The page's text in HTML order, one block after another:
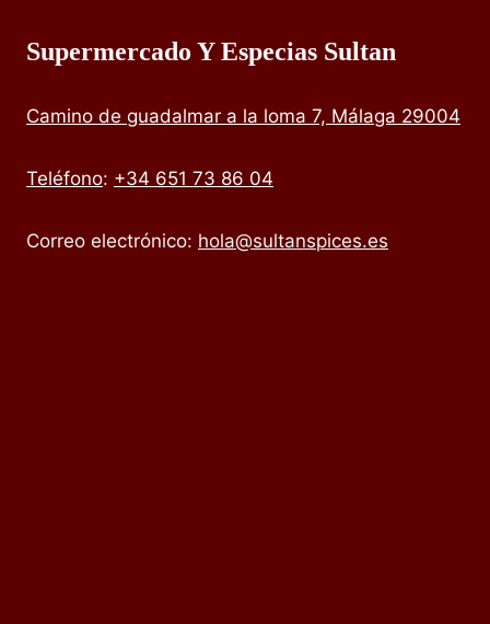
Supermercado Y Especias Sultan
Camino de guadalmar a la loma 7, Málaga 29004
Teléfono: +34 651 73 86 04
Correo electrónico: hola@sultanspices.es